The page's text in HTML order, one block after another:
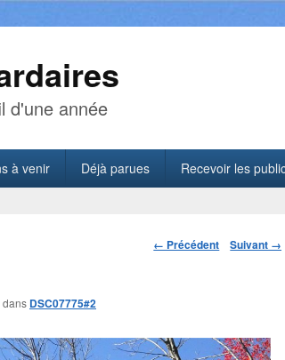
d'une année
à venir Déjà parues Recevoir les
Navigation
← Précédent Suivant →
dans DSC07775#2